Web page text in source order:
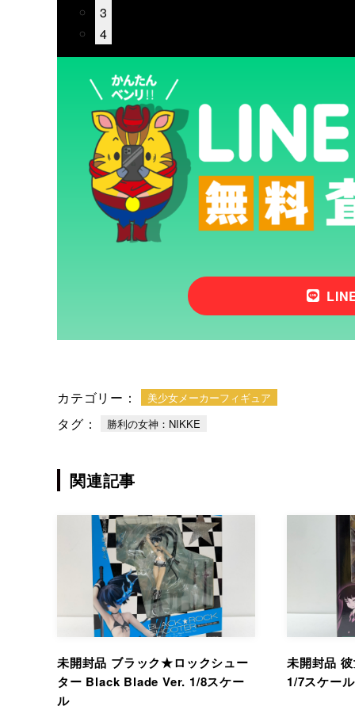
3
4
カテゴリー： 美少女メーカーフィギュア
タグ： 勝利の女神：NIKKE
関連記事
未開封品 ブラック★ロックシュー
ター Black Blade Ver. 1/8スケー
ル
未開封品
1/7スケー